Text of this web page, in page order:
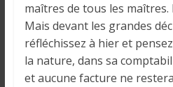
maîtres de tous les
Mais devant les grandes
réfléchissez à hier et
la nature, dans sa
et aucune facture ne